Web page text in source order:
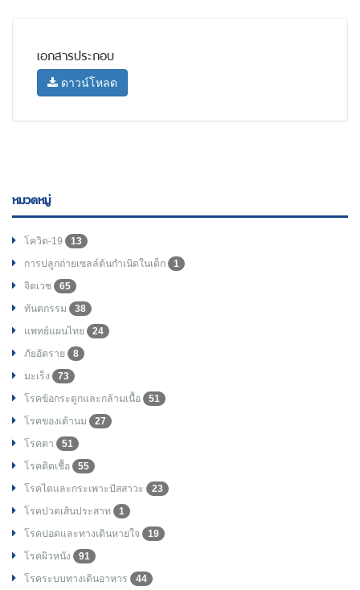
เอกสารประกอบ
ดาวน์โหลด
หมวดหมู่
โควิด-19
13
การปลูกถ่ายเซลล์ต้นกำเนิดในเด็ก
1
จิตเวช
65
ทันตกรรม
38
แพทย์แผนไทย
24
ภัยอัตราย
8
มะเร็ง
73
โรคข้อกระดูกและกล้ามเนื้อ
51
โรคของเต้านม
27
โรคตา
51
โรคติดเชื้อ
55
โรคไตและกระเพาะปัสสาวะ
23
โรคปวดเส้นประสาท
1
โรคปอดและทางเดินหายใจ
19
โรคผิวหนัง
91
โรคระบบทางเดินอาหาร
44